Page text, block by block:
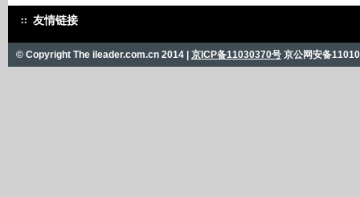
友情链接
© Copyright The ileader.com.cn 2014 | 京ICP备11030370号 京公网安备